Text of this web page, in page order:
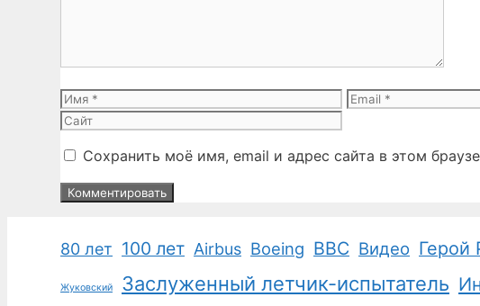
Имя Email
Сохранить моё имя, email и адрес сайта в этом
80 лет 100 лет Airbus Boeing ВВС Видео Герой
Жуковский Заслуженный летчик-испытатель